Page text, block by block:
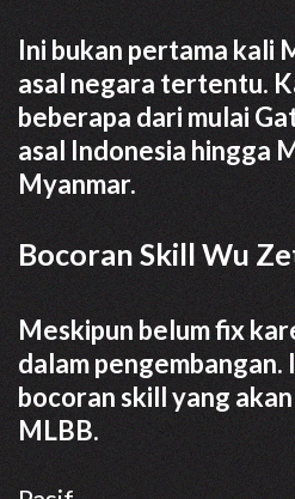
Ini bukan pertama kali
asal negara tertentu.
beberapa dari mulai
asal Indonesia hingga
Myanmar.
Bocoran Skill Wu
Meskipun belum fix
dalam pengembangan.
bocoran skill yang
MLBB.